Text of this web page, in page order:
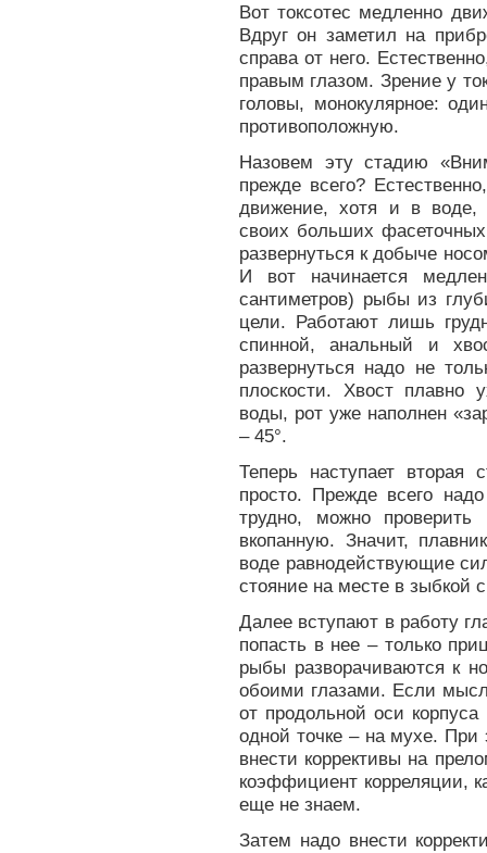
Вот токсотес медленно
Вдруг он заметил на
справа от него.
правым глазом. Зрение у
головы, монокулярное:
противоположную.
Назовем эту стадию
прежде всего?
движение, хотя и в воде,
своих больших
развернуться к добыче
И вот начинается
сантиметров) рыбы из
цели. Работают лишь
спинной, анальный и
развернуться надо не
плоскости. Хвост плавно
воды, рот уже наполнен
– 45°.
Теперь наступает
просто. Прежде всего
трудно, можно проверить
вкопанную. Значит,
воде равнодействующие
стояние на месте в зыбкой
Далее вступают в работу
попасть в нее – только
рыбы разворачиваются к
обоими глазами. Если
от продольной оси
одной точке – на мухе.
внести коррективы на
коэффициент корреляции,
еще не знаем.
Затем надо внести